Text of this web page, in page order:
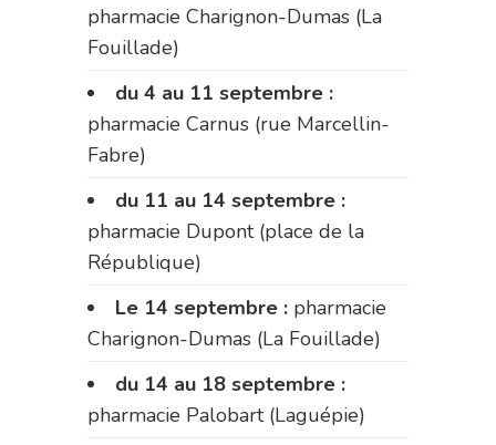
pharmacie Charignon-Dumas (La
Fouillade)
du 4 au 11 septembre :
pharmacie Carnus (rue Marcellin-
Fabre)
du 11 au 14 septembre :
pharmacie Dupont (place de la
République)
Le 14 septembre : pharmacie
Charignon-Dumas (La Fouillade)
du 14 au 18 septembre :
pharmacie Palobart (Laguépie)